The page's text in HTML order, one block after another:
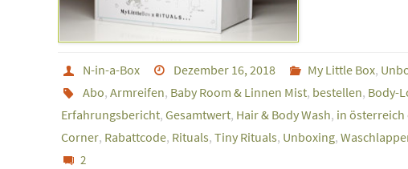
N-in-a-Box Dezember 16, 2018 My Little Box,
Abo, Armreifen, Baby Room & Linnen Mist, bestellen, Body-
Erfahrungsbericht, Gesamtwert, Hair & Body Wash, in österreich
Corner, Rabattcode, Rituals, Tiny Rituals, Unboxing,
2